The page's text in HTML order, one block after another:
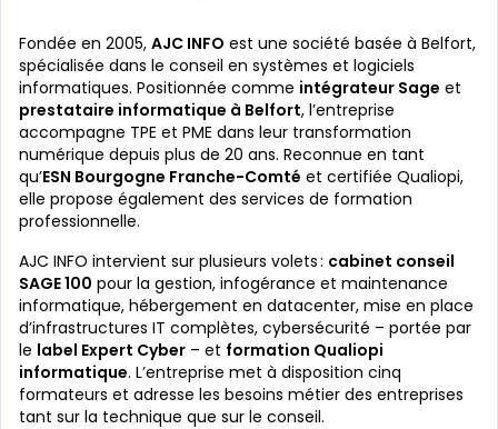
Fondée en 2005, AJC INFO est une société basée à Belfort,
spécialisée dans le conseil en systèmes et logiciels
informatiques. Positionnée comme intégrateur Sage et
prestataire informatique à Belfort, l’entreprise
accompagne TPE et PME dans leur transformation
numérique depuis plus de 20 ans. Reconnue en tant
qu’ESN Bourgogne Franche-Comté et certifiée Qualiopi,
elle propose également des services de formation
professionnelle.
AJC INFO intervient sur plusieurs volets : cabinet conseil
SAGE 100 pour la gestion, infogérance et maintenance
informatique, hébergement en datacenter, mise en place
d’infrastructures IT complètes, cybersécurité – portée par
le label Expert Cyber – et formation Qualiopi
informatique. L’entreprise met à disposition cinq
formateurs et adresse les besoins métier des entreprises
tant sur la technique que sur le conseil.